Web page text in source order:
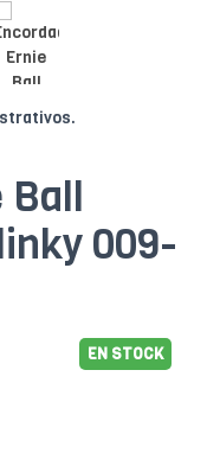
Ball
009-
EN STOCK